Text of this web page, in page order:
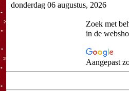
donderdag 06 augustus, 2026
Zoek met
in de
Aangepast